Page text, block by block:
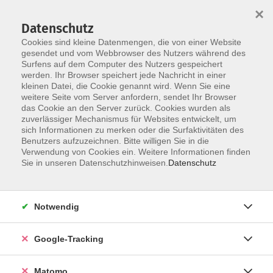
Skip to main content
Der Kurs konnte nicht gefunden werden.
Impressum
Datenschutz
Cookies sind kleine Datenmengen, die von einer Website
gesendet und vom Webbrowser des Nutzers während des
Surfens auf dem Computer des Nutzers gespeichert
werden. Ihr Browser speichert jede Nachricht in einer
kleinen Datei, die Cookie genannt wird. Wenn Sie eine
weitere Seite vom Server anfordern, sendet Ihr Browser
das Cookie an den Server zurück. Cookies wurden als
zuverlässiger Mechanismus für Websites entwickelt, um
sich Informationen zu merken oder die Surfaktivitäten des
Benutzers aufzuzeichnen. Bitte willigen Sie in die
Verwendung von Cookies ein. Weitere Informationen finden
Sie in unseren Datenschutzhinweisen. Datenschutz
×
Notwendig
Google-Tracking